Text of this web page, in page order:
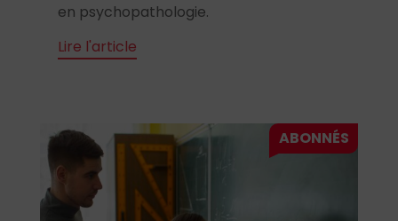
en psychopathologie.
Lire l'article